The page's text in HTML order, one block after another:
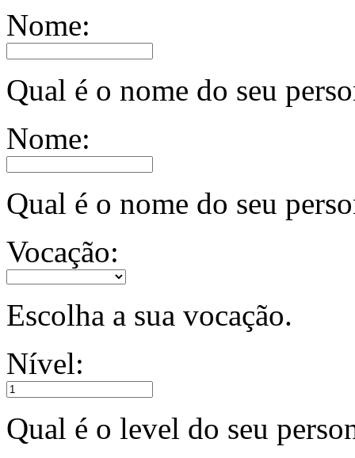
Nome:
Qual é o nome do seu
Nome:
Qual é o nome do seu
Vocação:
Escolha a sua vocação.
Nível:
Qual é o level do seu